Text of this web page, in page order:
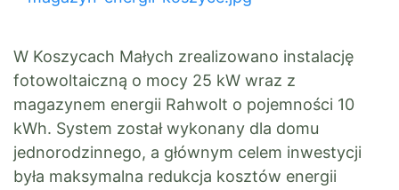
W Koszycach Małych zrealizowano instalację
fotowoltaiczną o mocy 25 kW wraz z
magazynem energii Rahwolt o pojemności 10
kWh. System został wykonany dla domu
jednorodzinnego, a głównym celem inwestycji
była maksymalna redukcja kosztów energii